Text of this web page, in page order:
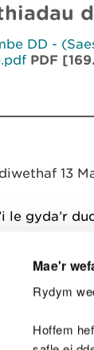
Mae'r
Rydym
Hoffem
DD -
PDF
13
le gyda’r